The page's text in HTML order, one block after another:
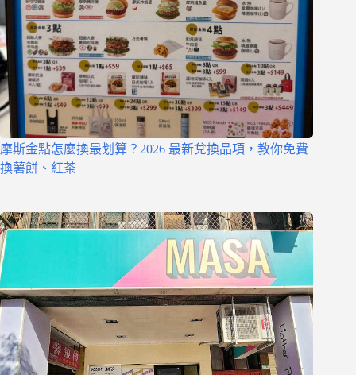
摩斯金點怎麼換最划算？2026 最新兌換品項，教你免費
換薯餅、紅茶